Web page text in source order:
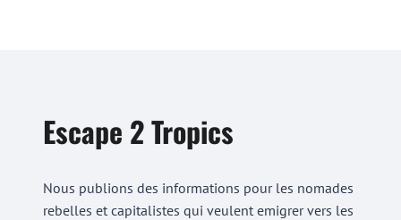
Escape 2 Tropics
Nous publions des informations pour les nomades
rebelles et capitalistes qui veulent emigrer vers les